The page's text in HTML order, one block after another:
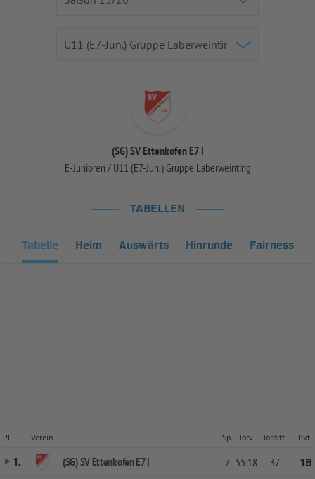
(SG) SV Ettenkofen E7 I
E-Junioren / U11 (E7-Jun.) Gruppe Laberweinting
TABELLEN
Tabelle Heim Auswärts Hinrunde Fairness
Pl. Verein Sp. Torv. Tordiff. Pkt.
1. (SG) SV Ettenkofen E7 I 7 55:18 37
18